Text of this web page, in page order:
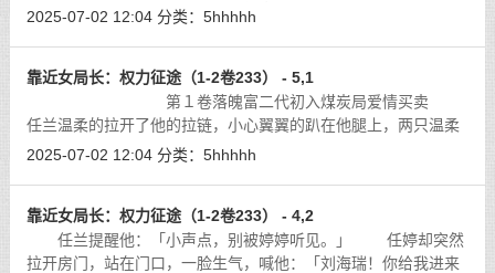
能来呢，领导需要啥东西，我帮您拿。」
2025-07-02 12:04 分类： 5hhhhh
靠近女局长：权力征途（1-2卷233） - 5,1
第１卷落魄富二代初入煤炭局爱情买卖
任兰温柔的拉开了他的拉链，小心翼翼的趴在他腿上，两只温柔
细滑的芊芊玉手在他结实的胸膛上轻轻游走，直到……直到……
2025-07-02 12:04 分类： 5hhhhh
靠近女局长：权力征途（1-2卷233） - 4,2
任兰提醒他：「小声点，别被婷婷听见。」 任婷却突然
拉开房门，站在门口，一脸生气，喊他：「刘海瑞！你给我进来